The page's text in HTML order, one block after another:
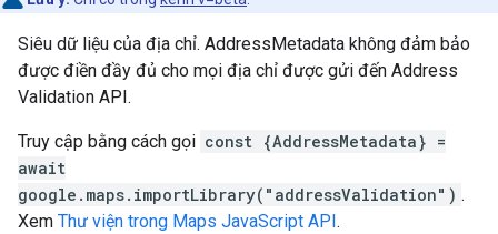
Siêu dữ liệu của địa chỉ. AddressMetadata không đảm bảo
được điền đầy đủ cho mọi địa chỉ được gửi đến Address
Validation API.
Truy cập bằng cách gọi const {AddressMetadata} =
await
google.maps.importLibrary("addressValidation") .
Xem Thư viện trong Maps JavaScript API .